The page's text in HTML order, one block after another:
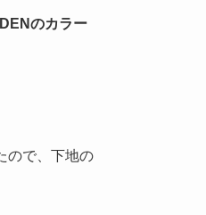
のカラー
ので、下地の